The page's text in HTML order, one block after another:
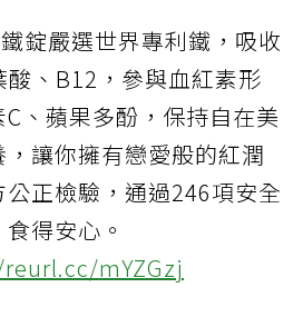
錠嚴選世界專利鐵，吸收
、B12，參與血紅素形
、蘋果多酚，保持自在美
讓你擁有戀愛般的紅潤
正檢驗，通過246項安全
得安心。
mYZGzj